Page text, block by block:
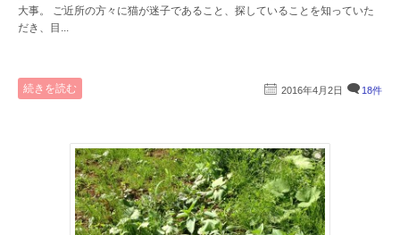
大事。 ご近所の方々に猫が迷子であること、探していることを知っていた
だき、目...
続きを読む 2016年4月2日 18件